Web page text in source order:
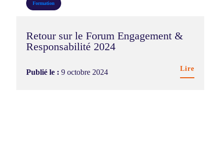
Formation
Retour sur le Forum Engagement &
Responsabilité 2024
Publié le :9 octobre 2024 Lire